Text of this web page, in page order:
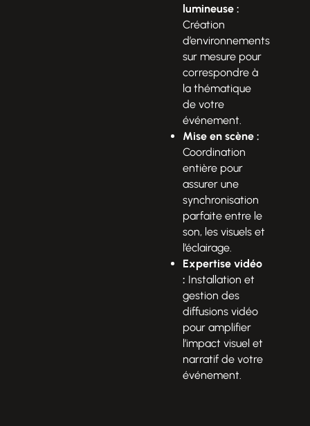
lumineuse :
Création
d’environnements
sur mesure pour
correspondre à
la thématique
de votre
événement.
Mise en scène :
Coordination
entière pour
assurer une
synchronisation
parfaite entre le
son, les visuels et
l’éclairage.
Expertise vidéo
: Installation et
gestion des
diffusions vidéo
pour amplifier
l’impact visuel et
narratif de votre
événement.